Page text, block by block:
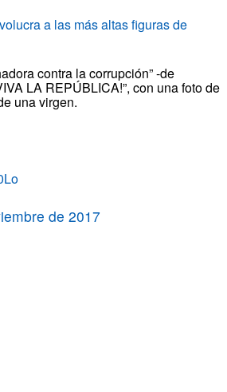
a las más altas figuras de
contra la corrupción” -de
LA REPÚBLICA!”, con una foto de
una virgen.
de 2017